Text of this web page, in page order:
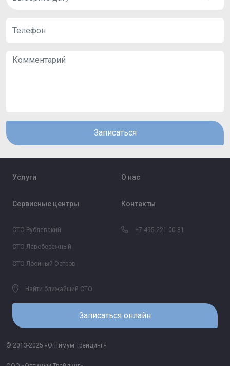
Записаться
Услуги О нас
Сервисные центры
СТО Рублевский
СТО Левобережный
СТО Лосиный Остров
Найти ближайший СТО
Контакты
+7 495 221 00 81
Записаться онлайн
© 2013-2025 «Оптимум Трейдинг»